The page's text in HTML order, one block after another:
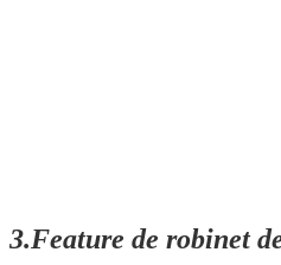
3.Feature de robinet